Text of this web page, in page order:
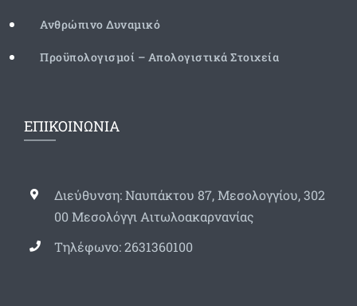
Ανθρώπινο Δυναμικό
Προϋπολογισμοί – Απολογιστικά Στοιχεία
ΕΠΙΚΟΙΝΩΝΙΑ
Διεύθυνση: Ναυπάκτου 87, Μεσολογγίου, 302
00 Μεσολόγγι Αιτωλοακαρνανίας
Τηλέφωνο: 2631360100